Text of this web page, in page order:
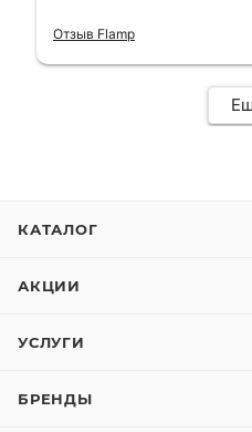
гарантии, поэтому
Отзыв Flamp
КАТАЛОГ
АКЦИИ
УСЛУГИ
БРЕНДЫ